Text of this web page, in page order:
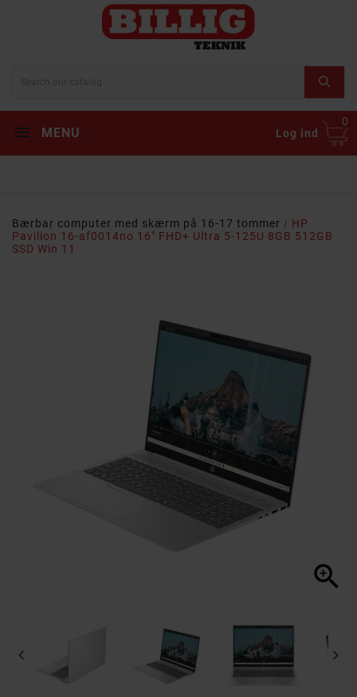
MENU Log ind
0
Bærbar computer med skærm på 16-17 tommer
HP
Pavilion 16-af0014no 16" FHD+ Ultra 5-125U 8GB 512GB
SSD Win 11

 